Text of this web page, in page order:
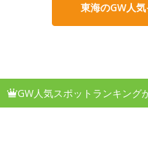
東海のGW人
GW人気スポットランキング